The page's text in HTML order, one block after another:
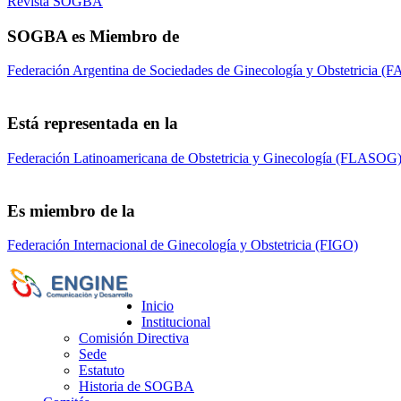
SOGBA es Miembro de
Federación Argentina de Sociedades de Ginecología y Obstetricia
Está representada en la
Federación Latinoamericana de Obstetricia y Ginecología (FLASOG)
Es miembro de la
Federación Internacional de Ginecología y Obstetricia (FIGO)
Inicio
Institucional
Comisión Directiva
Sede
Estatuto
Historia de SOGBA